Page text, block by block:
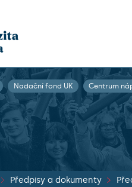
Nadační fond UK Centrum
Předpisy a dokumenty